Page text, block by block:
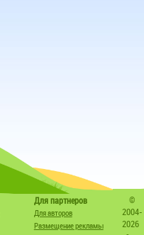
Для партнеров
Для авторов
Размещение рекламы
©
2004-
2026